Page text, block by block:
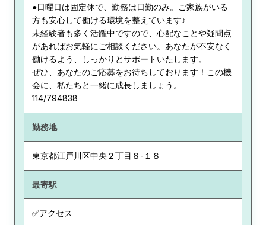
●日曜日は固定休で、勤務は日勤のみ。ご家族がいる
方も安心して働ける環境を整えています♪
未経験者も多く活躍中ですので、心配なことや疑問点
があればお気軽にご相談ください。あなたが不安なく
働けるよう、しっかりとサポートいたします。
ぜひ、あなたのご応募をお待ちしております！この機
会に、私たちと一緒に成長しましょう。
114/794838
勤務地
東京都江戸川区中央２丁目８-１８
最寄駅
✅アクセス